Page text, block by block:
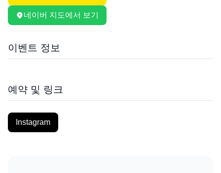
네이버 지도에서 보기
이벤트 정보
예약 및 링크
Instagram